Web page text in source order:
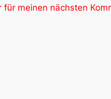
meinen nächsten